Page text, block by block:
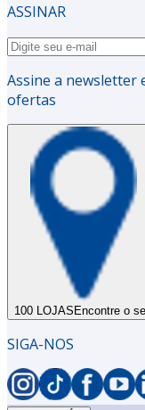
ASSINAR
Assine a newsletter
ofertas
100 LOJAS Encontre o
SIGA-NOS